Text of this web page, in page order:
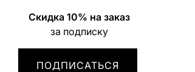
Скидка 10% на заказ
за подписку
ПОДПИСАТЬСЯ